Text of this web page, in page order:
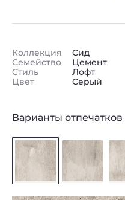
Коллекция
Семейство
Стиль
Цвет
Сид
Цемент
Лофт
Серый
Варианты отпечатков